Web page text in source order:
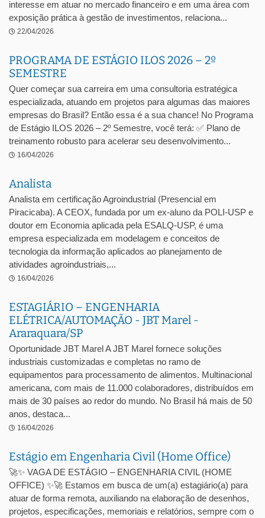
interesse em atuar no mercado financeiro e em uma área com
exposição prática à gestão de investimentos, relaciona...
22/04/2026
PROGRAMA DE ESTÁGIO ILOS 2026 – 2º
SEMESTRE
Quer começar sua carreira em uma consultoria estratégica
especializada, atuando em projetos para algumas das maiores
empresas do Brasil? Então essa é a sua chance! No Programa
de Estágio ILOS 2026 – 2º Semestre, você terá: ✅ Plano de
treinamento robusto para acelerar seu desenvolvimento...
16/04/2026
Analista
Analista em certificação Agroindustrial (Presencial em
Piracicaba). A CEOX, fundada por um ex-aluno da POLI-USP e
doutor em Economia aplicada pela ESALQ-USP, é uma
empresa especializada em modelagem e conceitos de
tecnologia da informação aplicados ao planejamento de
atividades agroindustriais,...
16/04/2026
ESTAGIÁRIO – ENGENHARIA
ELÉTRICA/AUTOMAÇÃO - JBT Marel -
Araraquara/SP
Oportunidade JBT Marel A JBT Marel fornece soluções
industriais customizadas e completas no ramo de
equipamentos para processamento de alimentos. Multinacional
americana, com mais de 11.000 colaboradores, distribuídos em
mais de 30 países ao redor do mundo. No Brasil há mais de 50
anos, destaca...
16/04/2026
Estágio em Engenharia Civil (Home Office)
🚀✨ VAGA DE ESTÁGIO – ENGENHARIA CIVIL (HOME
OFFICE) ✨🚀 Estamos em busca de um(a) estagiário(a) para
atuar de forma remota, auxiliando na elaboração de desenhos,
projetos, especificações, memoriais e relatórios, sempre com o